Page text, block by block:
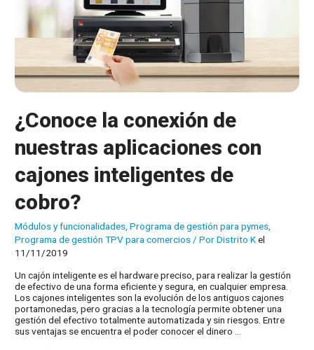
¿Conoce la conexión de
nuestras aplicaciones con
cajones inteligentes de
cobro?
Módulos y funcionalidades,Programa de gestión para pymes,
Programa de gestión TPV para comercios/ PorDistrito Kel
11/11/2019
Un cajón inteligente es el hardware preciso, para realizar la gestión
de efectivo de una forma eficiente y segura, en cualquier empresa.
Los cajones inteligentes son la evolución de los antiguos cajones
portamonedas, pero gracias a la tecnología permite obtener una
gestión del efectivo totalmente automatizada y sin riesgos. Entre
sus ventajas se encuentra el poder conocer el dinero …